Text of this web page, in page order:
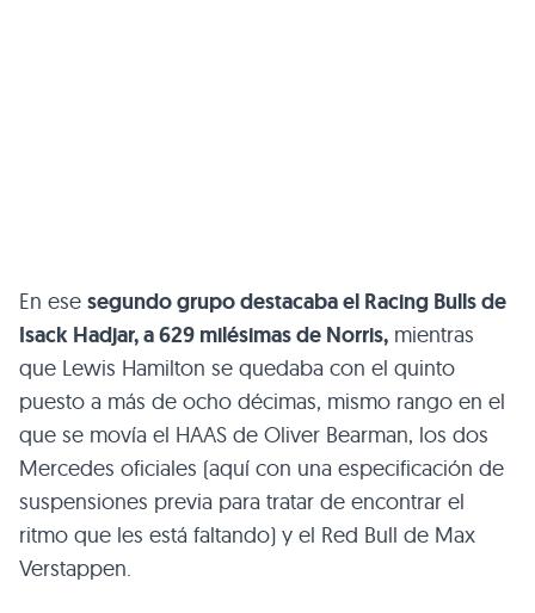
En ese segundo grupo destacaba el Racing Bulls de
Isack Hadjar, a 629 milésimas de Norris, mientras
que Lewis Hamilton se quedaba con el quinto
puesto a más de ocho décimas, mismo rango en el
que se movía el HAAS de Oliver Bearman, los dos
Mercedes oficiales (aquí con una especificación de
suspensiones previa para tratar de encontrar el
ritmo que les está faltando) y el Red Bull de Max
Verstappen.